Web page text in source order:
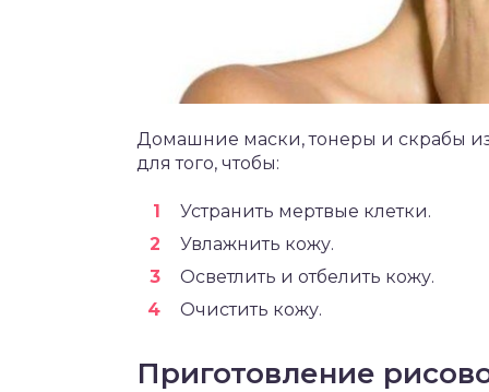
Домашние маски, тонеры и скрабы
для того, чтобы:
Устранить мертвые клетки.
Увлажнить кожу.
Осветлить и отбелить кожу.
Очистить кожу.
Приготовление